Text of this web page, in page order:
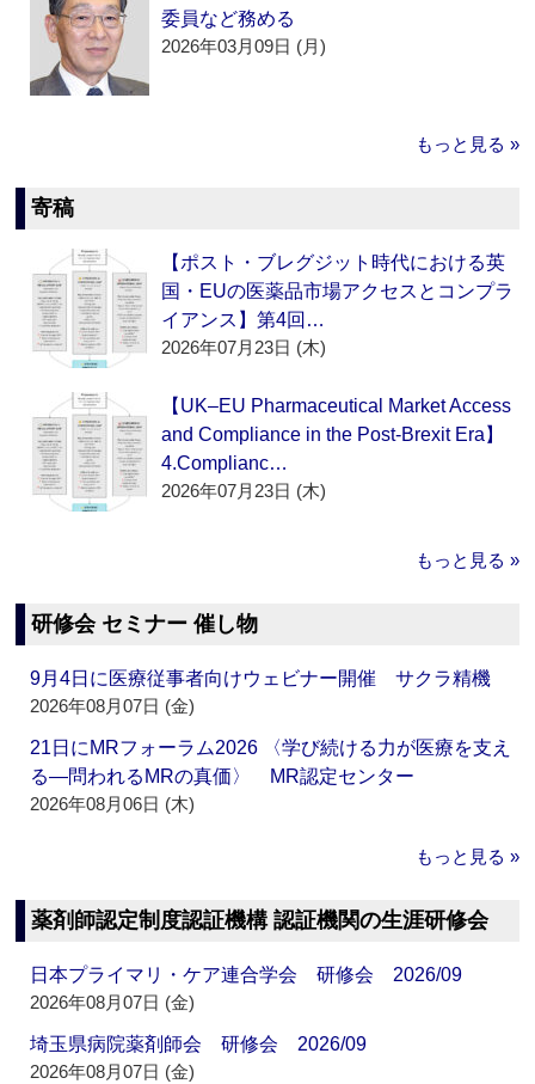
委員など務める
2026年03月09日 (月)
もっと見る »
寄稿
【ポスト・ブレグジット時代における英
国・EUの医薬品市場アクセスとコンプラ
イアンス】第4回…
2026年07月23日 (木)
【UK–EU Pharmaceutical Market Access
and Compliance in the Post-Brexit Era】
4.Complianc…
2026年07月23日 (木)
もっと見る »
研修会 セミナー 催し物
9月4日に医療従事者向けウェビナー開催 サクラ精機
2026年08月07日 (金)
21日にMRフォーラム2026 〈学び続ける力が医療を支え
る―問われるMRの真価〉 MR認定センター
2026年08月06日 (木)
もっと見る »
薬剤師認定制度認証機構 認証機関の生涯研修会
日本プライマリ・ケア連合学会 研修会 2026/09
2026年08月07日 (金)
埼玉県病院薬剤師会 研修会 2026/09
2026年08月07日 (金)